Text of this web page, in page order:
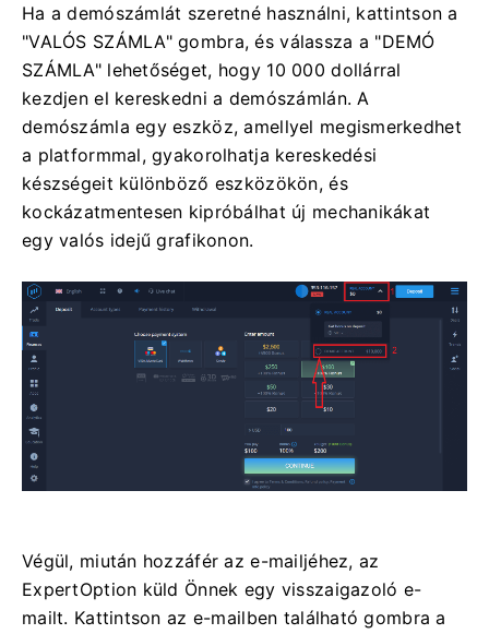
Ha a demószámlát szeretné használni, kattintson a
"VALÓS SZÁMLA" gombra, és válassza a "DEMÓ
SZÁMLA" lehetőséget, hogy 10 000 dollárral
kezdjen el kereskedni a demószámlán. A
demószámla egy eszköz, amellyel megismerkedhet
a platformmal, gyakorolhatja kereskedési
készségeit különböző eszközökön, és
kockázatmentesen kipróbálhat új mechanikákat
egy valós idejű grafikonon.
Végül, miután hozzáfér az e-mailjéhez, az
ExpertOption küld Önnek egy visszaigazoló e-
mailt. Kattintson az e-mailben található gombra a